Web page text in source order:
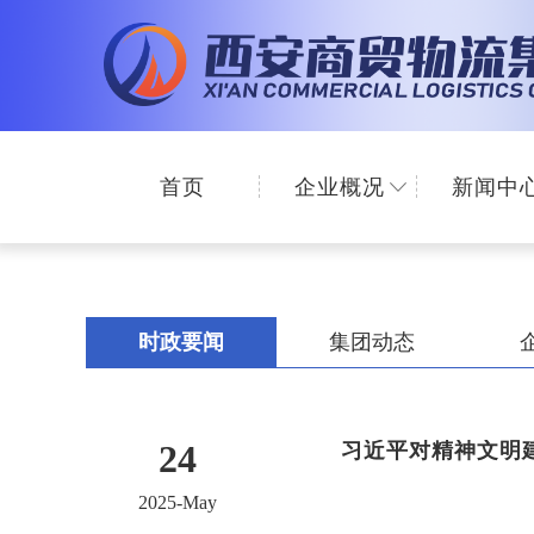
首页 企业概况 新闻中
时政要闻 集团动态
24
2025-May
习近平对精神文明